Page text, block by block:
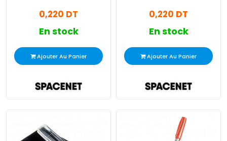
0,220 DT
En stock
Ajouter Au Panier
0,220 DT
En stock
Ajouter Au Panier